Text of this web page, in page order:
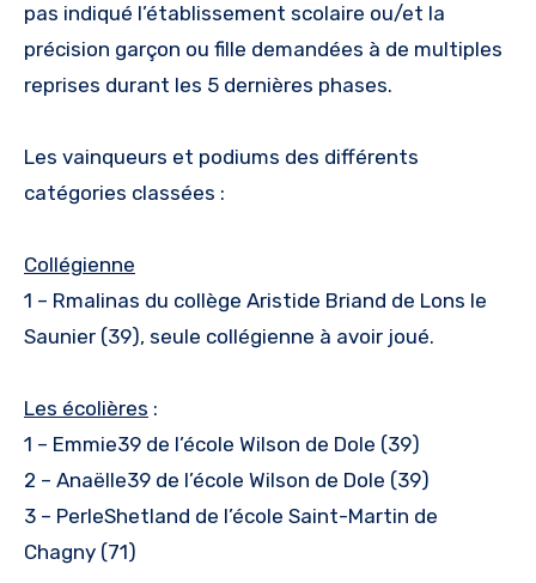
pas indiqué l’établissement scolaire ou/et la
précision garçon ou fille demandées à de multiples
reprises durant les 5 dernières phases.
Les vainqueurs et podiums des différents
catégories classées :
Collégienne
1 – Rmalinas du collège Aristide Briand de Lons le
Saunier (39), seule collégienne à avoir joué.
Les écolières :
1 – Emmie39 de l’école Wilson de Dole (39)
2 – Anaëlle39 de l’école Wilson de Dole (39)
3 – PerleShetland de l’école Saint-Martin de
Chagny (71)